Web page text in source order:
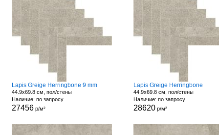
Lapis Greige Herringbone 9 mm
44.9x69.8 см, пол/стены
Наличие: по запросу
27456р/м²
Lapis Greige Herringbone
44.9x69.8 см, пол/стены
Наличие: по запросу
28620р/м²